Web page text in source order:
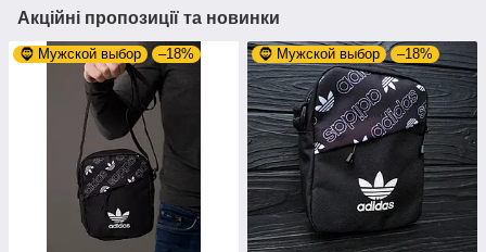
Акційні пропозиції та новинки
🧔 Мужской выбор –18% 🧔 Мужской выбор –18%